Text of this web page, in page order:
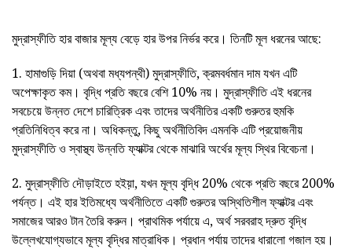
মুদ্রাস্ফীতি হার বাজার মূল্য বেড়ে হার উপর নির্ভর করে। তিনটি মূল ধরনের আছে:
1. হামাগুড়ি দিয়া (অথবা মধ্যপন্থী) মুদ্রাস্ফীতি, ক্রমবর্ধমান দাম যখন এটি
অপেক্ষাকৃত কম। বৃদ্ধি প্রতি বছরে বেশি 10% নয়। মুদ্রাস্ফীতি এই ধরনের
সবচেয়ে উন্নত দেশে চারিত্রিক এবং তাদের অর্থনীতির একটি গুরুতর হুমকি
প্রতিনিধিত্ব করে না। অধিকন্তু, কিছু অর্থনীতিবিদ এমনকি এটি প্রয়োজনীয়
মুদ্রাস্ফীতি ও স্বাস্থ্য উন্নতি ফ্যাক্টর থেকে মাঝারি অর্থের মূল্য স্থির বিবেচনা।
2. মুদ্রাস্ফীতি দৌড়াইতে হইয়়া, যখন মূল্য বৃদ্ধি 20% থেকে প্রতি বছরে 200%
পর্যন্ত। এই হার ইতিমধ্যে অর্থনীতিতে একটি গুরুতর অস্থিতিশীল ফ্যাক্টর এবং
সমাজের আরও টান তৈরি করুন। প্রাথমিক পর্যায়ে এ, অর্থ সরবরাহ দ্রুত বৃদ্ধি
উল্লেখযোগ্যভাবে মূল্য বৃদ্ধির মাত্রাধিক। প্রধান পর্যায় তাদের ধারালো গজাল হয়।